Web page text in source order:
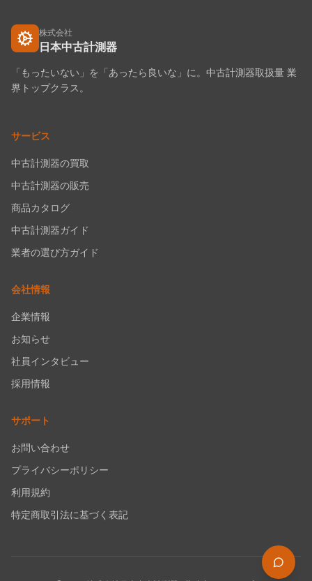
株式会社
日本中古計測器
「もったいない」を「あったら良いな」に。中古計測器取扱量 業
界トップクラス。
サービス
中古計測器の買取
中古計測器の販売
商品カタログ
中古計測器ガイド
業者の選び方ガイド
会社情報
企業情報
お知らせ
社員インタビュー
採用情報
サポート
お問い合わせ
プライバシーポリシー
利用規約
特定商取引法に基づく表記